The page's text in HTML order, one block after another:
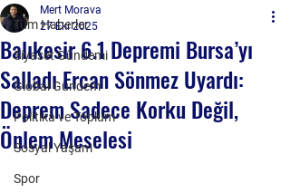
Tüm Haberler
Siyaset Gündemi
Global Gündem
Politika ve Toplum
Sosyal Yaşam
Spor
Balıkesir 6.1 Depremi Bursa’yı
Salladı Ercan Sönmez Uyardı:
Deprem Sadece Korku Değil,
Önlem Meselesi
Mert Morava
27 Eki 2025